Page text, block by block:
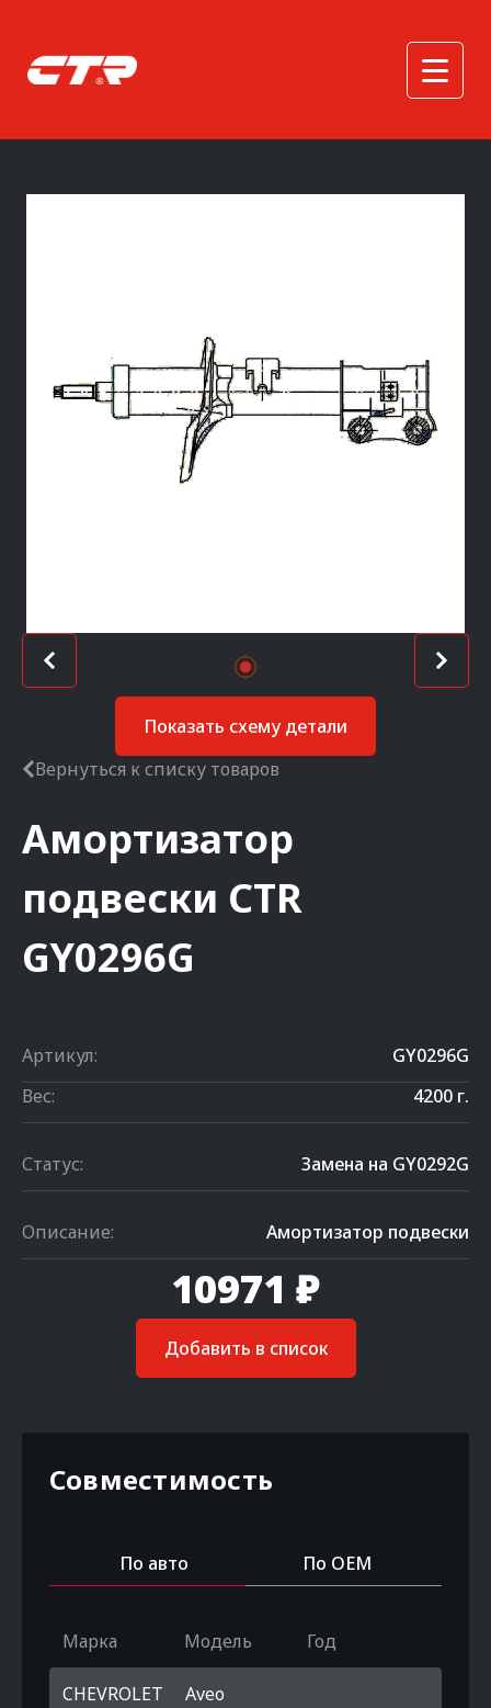
Показать схему детали
Вернуться к списку товаров
Амортизатор
подвески CTR
GY0296G
Артикул:
GY0296G
Вес:
4200 г.
Статус: Замена на GY0292G
Описание: Амортизатор подвески
10971 ₽
Добавить в список
Совместимость
По авто По OEM
Марка Модель Год
CHEVROLET Aveo